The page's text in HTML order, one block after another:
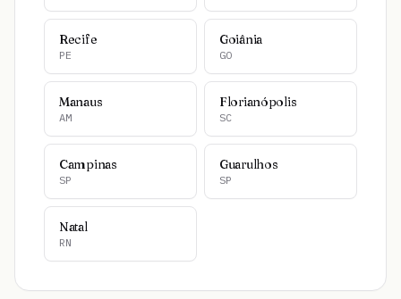
Recife
PE
Goiânia
GO
Manaus
AM
Florianópolis
SC
Campinas
SP
Guarulhos
SP
Natal
RN